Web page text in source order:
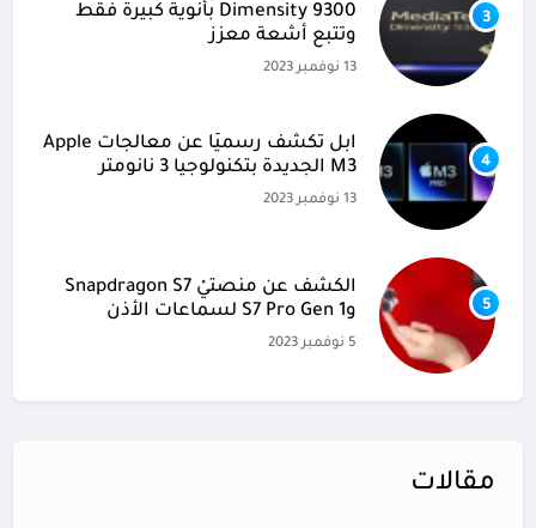
3
Dimensity 9300 بأنوية كبيرة فقط
وتتبع أشعة معزز
13 نوفمبر 2023
4
آبل تكشف رسميًا عن معالجات Apple
M3 الجديدة بتكنولوجيا 3 نانومتر
13 نوفمبر 2023
5
الكشف عن منصتيْ Snapdragon S7
وS7 Pro Gen 1 لسماعات الأذن
مقالات